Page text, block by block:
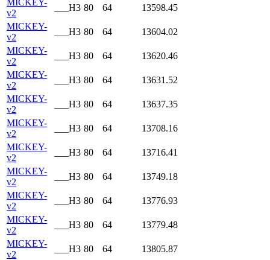
MICKEY-
v2
___H3 80 64
13598.45
MICKEY-
v2
___H3 80 64
13604.02
MICKEY-
v2
___H3 80 64
13620.46
MICKEY-
v2
___H3 80 64
13631.52
MICKEY-
v2
___H3 80 64
13637.35
MICKEY-
v2
___H3 80 64
13708.16
MICKEY-
v2
___H3 80 64
13716.41
MICKEY-
v2
___H3 80 64
13749.18
MICKEY-
v2
___H3 80 64
13776.93
MICKEY-
v2
___H3 80 64
13779.48
MICKEY-
v2
___H3 80 64
13805.87